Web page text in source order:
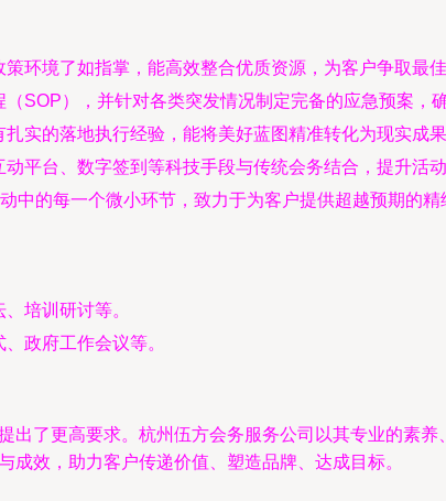
环境了如指掌，能高效整合优质资源，为客户争取最佳
SOP），并针对各类突发情况制定完备的应急预案，
实的落地执行经验，能将美好蓝图精准转化为现实成果
平台、数字签到等科技手段与传统会务结合，提升活
中的每一个微小环节，致力于为客户提供超越预期的精
培训研讨等。
政府工作会议等。
了更高要求。杭州伍方会务服务公司以其专业的素
效，助力客户传递价值、塑造品牌、达成目标。